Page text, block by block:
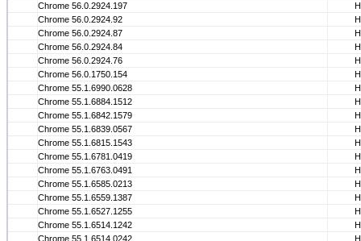
Chrome 56.0.2924.197
Chrome 56.0.2924.92
Chrome 56.0.2924.87
Chrome 56.0.2924.84
Chrome 56.0.2924.76
Chrome 56.0.1750.154
Chrome 55.1.6990.0628
Chrome 55.1.6884.1512
Chrome 55.1.6842.1579
Chrome 55.1.6839.0567
Chrome 55.1.6815.1543
Chrome 55.1.6781.0419
Chrome 55.1.6763.0491
Chrome 55.1.6585.0213
Chrome 55.1.6559.1387
Chrome 55.1.6527.1255
Chrome 55.1.6514.1242
Chrome 55.1.6514.0242